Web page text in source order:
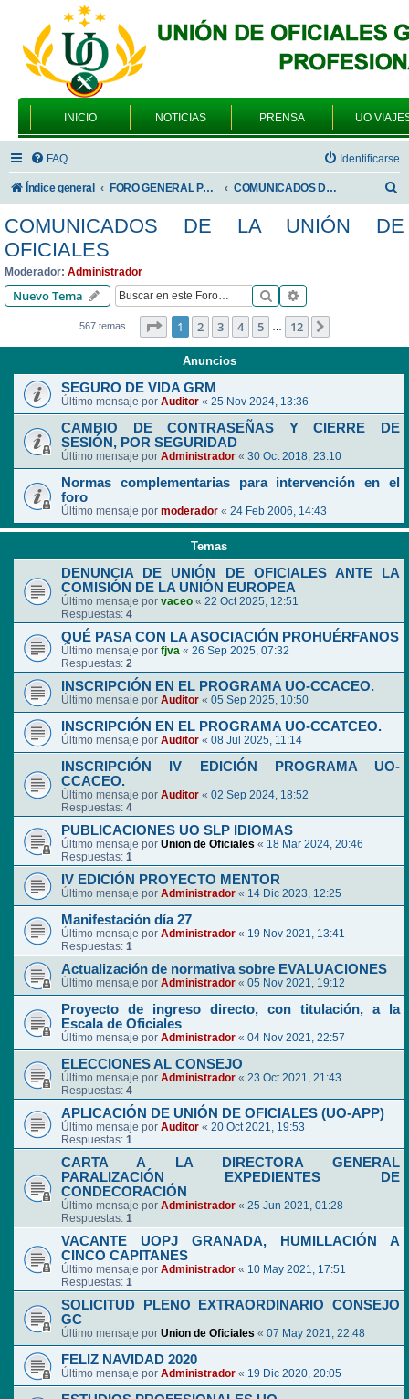
INICIO NOTICIAS PRENSA UO
FAQ Identificarse
Índice general FORO GENERAL PARA TODOS LOS USUARIOS COMUNICADOS DE LA UNIÓN DE OFICIALES
s
COMUNICADOS DE LA UNIÓN DE
OFICIALES
Moderador: Administrador
Nuevo Tema Buscar
567 temas Página de 12
1 2 3 4 5 … 12
Anuncios
SEGURO DE VIDA GRM
Último mensaje por Auditor « 25 Nov 2024, 13:36
CAMBIO DE CONTRASEÑAS Y CIERRE DE
SESIÓN, POR SEGURIDAD
Último mensaje por Administrador « 30 Oct 2018, 23:10
Normas complementarias para intervención en el
foro
Último mensaje por moderador « 24 Feb 2006, 14:43
Temas
DENUNCIA DE UNIÓN DE OFICIALES ANTE LA
COMISIÓN DE LA UNIÓN EUROPEA
Último mensaje por vaceo « 22 Oct 2025, 12:51
Respuestas: 4
QUÉ PASA CON LA ASOCIACIÓN PROHUÉRFANOS
Último mensaje por fjva « 26 Sep 2025, 07:32
Respuestas: 2
INSCRIPCIÓN EN EL PROGRAMA UO-CCACEO.
Último mensaje por Auditor « 05 Sep 2025, 10:50
INSCRIPCIÓN EN EL PROGRAMA UO-CCATCEO.
Último mensaje por Auditor « 08 Jul 2025, 11:14
INSCRIPCIÓN IV EDICIÓN PROGRAMA UO-
CCACEO.
Último mensaje por Auditor « 02 Sep 2024, 18:52
Respuestas: 4
PUBLICACIONES UO SLP IDIOMAS
Último mensaje por Union de Oficiales « 18 Mar 2024, 20:46
Respuestas: 1
IV EDICIÓN PROYECTO MENTOR
Último mensaje por Administrador « 14 Dic 2023, 12:25
Manifestación día 27
Último mensaje por Administrador « 19 Nov 2021, 13:41
Respuestas: 1
Actualización de normativa sobre EVALUACIONES
Último mensaje por Administrador « 05 Nov 2021, 19:12
Proyecto de ingreso directo, con titulación, a la
Escala de Oficiales
Último mensaje por Administrador « 04 Nov 2021, 22:57
ELECCIONES AL CONSEJO
Último mensaje por Administrador « 23 Oct 2021, 21:43
Respuestas: 4
APLICACIÓN DE UNIÓN DE OFICIALES (UO-APP)
Último mensaje por Auditor « 20 Oct 2021, 19:53
Respuestas: 1
CARTA A LA DIRECTORA GENERAL
PARALIZACIÓN EXPEDIENTES DE
CONDECORACIÓN
Último mensaje por Administrador « 25 Jun 2021, 01:28
Respuestas: 1
VACANTE UOPJ GRANADA, HUMILLACIÓN A
CINCO CAPITANES
Último mensaje por Administrador « 10 May 2021, 17:51
Respuestas: 1
SOLICITUD PLENO EXTRAORDINARIO CONSEJO
GC
Último mensaje por Union de Oficiales « 07 May 2021, 22:48
FELIZ NAVIDAD 2020
Último mensaje por Administrador « 19 Dic 2020, 20:05